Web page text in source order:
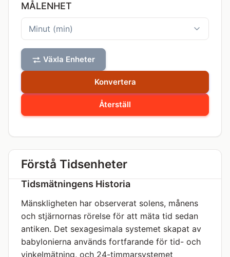
MÅLENHET
Växla Enheter
Återställ
Konvertera
Förstå Tidsenheter
Tidsmätningens Historia
Mänskligheten har observerat solens, månens
och stjärnornas rörelse för att mäta tid sedan
antiken. Det sexagesimala systemet skapat av
babylonierna används fortfarande för tid- och
vinkelmätning, och 24-timmarsystemet